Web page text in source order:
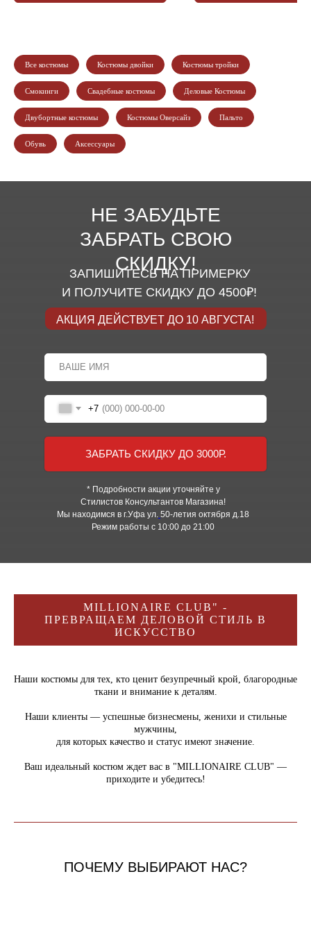
Все костюмы Костюмы двойки Костюмы тройки
Смокинги Свадебные костюмы Деловые Костюмы
Двубортные костюмы Костюмы Оверсайз Пальто
Обувь Аксессуары
НЕ ЗАБУДЬТЕ
ЗАБРАТЬ СВОЮ
СКИДКУ!
ЗАПИШИТЕСЬ НА ПРИМЕРКУ
И ПОЛУЧИТЕ СКИДКУ ДО 4500₽!
АКЦИЯ ДЕЙСТВУЕТ ДО 10 АВГУСТА!
* Подробности акции уточняйте у
Стилистов Консультантов Магазина!
Мы находимся в г.Уфа ул. 50-летия октября д.18
Режим работы с 10:00 до 21:00
+7
ЗАБРАТЬ СКИДКУ ДО 3000Р.
MILLIONAIRE CLUB" -
ПРЕВРАЩАЕМ ДЕЛОВОЙ СТИЛЬ В
ИСКУССТВО
Наши костюмы для тех, кто ценит безупречный крой, благородные
ткани и внимание к деталям.
Наши клиенты — успешные бизнесмены, женихи и стильные
мужчины,
для которых качество и статус имеют значение.
Ваш идеальный костюм ждет вас в "MILLIONAIRE CLUB" —
приходите и убедитесь!
ПОЧЕМУ ВЫБИРАЮТ НАС?